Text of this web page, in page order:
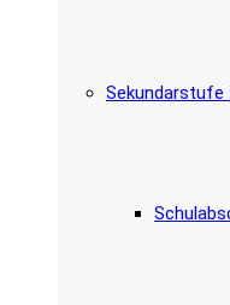
Sekundarstufe